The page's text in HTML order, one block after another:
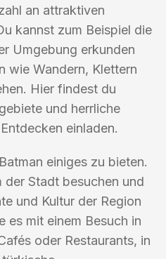
an attraktiven
kannst zum Beispiel die
Umgebung erkunden
wie Wandern, Klettern
Hier findest du
und herrliche
einladen.
einiges zu bieten.
der Stadt besuchen und
und Kultur der Region
es mit einem Besuch in
oder Restaurants, in